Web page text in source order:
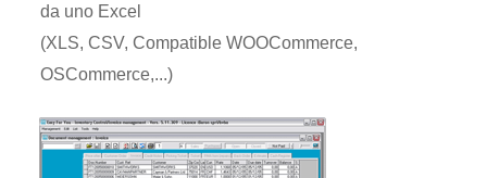
da uno Excel
(XLS, CSV, Compatible WOOCommerce,
OSCommerce,...)